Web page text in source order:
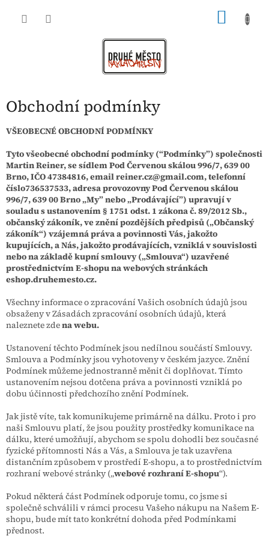
Obchodní podmínky
VŠEOBECNÉ OBCHODNÍ PODMÍNKY
Tyto všeobecné obchodní podmínky (“Podmínky”) společnosti
Martin Reiner, se sídlem Pod Červenou skálou 996/7, 639 00
Brno, IČO 47384816, email reiner.cz@gmail.com, telefonní
číslo736537533, adresa provozovny Pod Červenou skálou
996/7, 639 00 Brno „My” nebo „Prodávající”) upravují v
souladu s ustanovením § 1751 odst. 1 zákona č. 89/2012 Sb.,
občanský zákoník, ve znění pozdějších předpisů („Občanský
zákoník“) vzájemná práva a povinnosti Vás, jakožto
kupujících, a Nás, jakožto prodávajících, vzniklá v souvislosti
nebo na základě kupní smlouvy („Smlouva“) uzavřené
prostřednictvím E-shopu na webových stránkách
eshop.druhemesto.cz.
Všechny informace o zpracování Vašich osobních údajů jsou
obsaženy v Zásadách zpracování osobních údajů, která
naleznete zdena webu.
Ustanovení těchto Podmínek jsou nedílnou součástí Smlouvy.
Smlouva a Podmínky jsou vyhotoveny v českém jazyce. Znění
Podmínek můžeme jednostranně měnit či doplňovat. Tímto
ustanovením nejsou dotčena práva a povinnosti vzniklá po
dobu účinnosti předchozího znění Podmínek.
Jak jistě víte, tak komunikujeme primárně na dálku. Proto i pro
naši Smlouvu platí, že jsou použity prostředky komunikace na
dálku, které umožňují, abychom se spolu dohodli bez současné
fyzické přítomnosti Nás a Vás, a Smlouva je tak uzavřena
distančním způsobem v prostředí E-shopu, a to prostřednictvím
rozhraní webové stránky („webové rozhraní E-shopu“).
Pokud některá část Podmínek odporuje tomu, co jsme si
společně schválili v rámci procesu Vašeho nákupu na Našem E-
shopu, bude mít tato konkrétní dohoda před Podmínkami
přednost.